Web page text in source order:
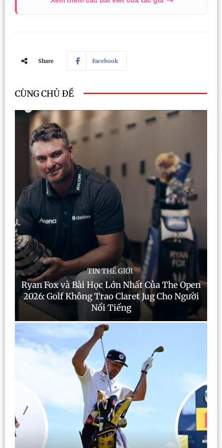
Share Facebook
CÙNG CHỦ ĐỀ
TIN THẾ GIỚI
Ryan Fox và Bài Học Lớn Nhất Của The Open
2026: Golf Không Trao Claret Jug Cho Người
Nổi Tiếng